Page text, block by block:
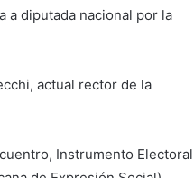
a diputada nacional por la
actual rector de la
Instrumento Electoral